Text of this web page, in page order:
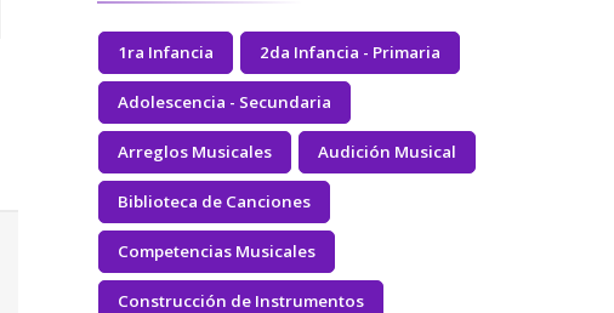
1ra Infancia 2da Infancia - Primaria
Adolescencia - Secundaria
Arreglos Musicales Audición Musical
Biblioteca de Canciones
Competencias Musicales
Construcción de Instrumentos